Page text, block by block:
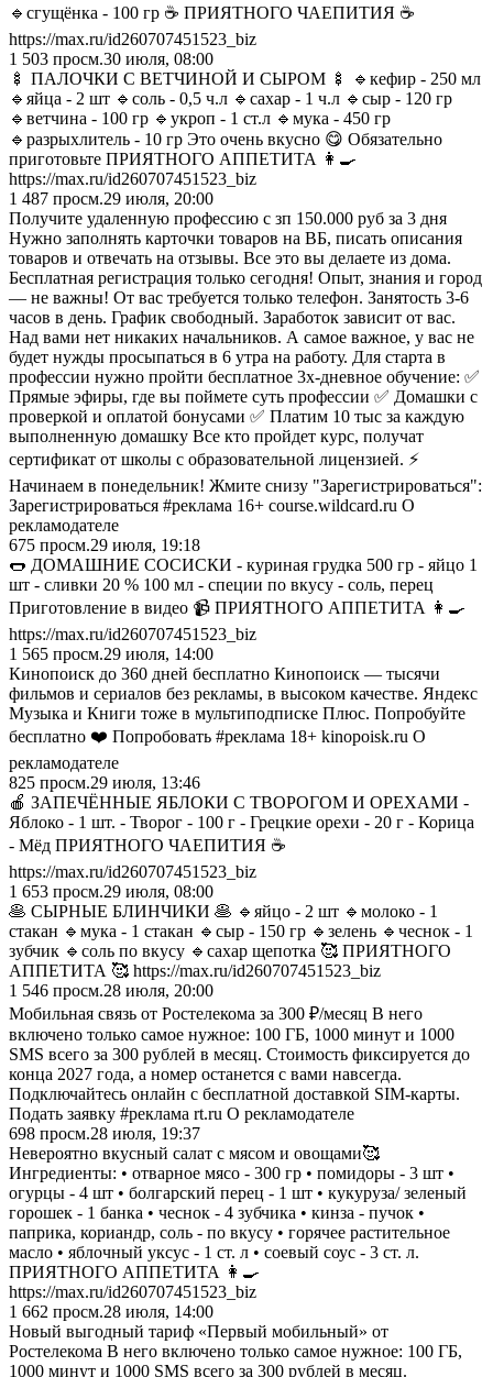
🔹сгущёнка - 100 гр ☕️ ПРИЯТНОГО ЧАЕПИТИЯ ☕️
https://max.ru/id260707451523_biz
1 503 просм.30 июля, 08:00
🍢 ПАЛОЧКИ С ВЕТЧИНОЙ И СЫРОМ 🍢 🔹кефир - 250 мл
🔹яйца - 2 шт 🔹соль - 0,5 ч.л 🔹сахар - 1 ч.л 🔹сыр - 120 гр
🔹ветчина - 100 гр 🔹укроп - 1 ст.л 🔹мука - 450 гр
🔹разрыхлитель - 10 гр Это очень вкусно 😋 Обязательно
приготовьте ПРИЯТНОГО АППЕТИТА 👩‍🍳
https://max.ru/id260707451523_biz
1 487 просм.29 июля, 20:00
Получите удаленную профессию с зп 150.000 руб за 3 дня
Нужно заполнять карточки товаров на ВБ, писать описания
товаров и отвечать на отзывы. Все это вы делаете из дома.
Бесплатная регистрация только сегодня! Опыт, знания и город
— не важны! От вас требуется только телефон. Занятость 3-6
часов в день. График свободный. Заработок зависит от вас.
Над вами нет никаких начальников. А самое важное, у вас не
будет нужды просыпаться в 6 утра на работу. Для старта в
профессии нужно пройти бесплатное 3х-дневное обучение: ✅
Прямые эфиры, где вы поймете суть профессии ✅ Домашки с
проверкой и оплатой бонусами ✅ Платим 10 тыс за каждую
выполненную домашку Все кто пройдет курс, получат
сертификат от школы с образовательной лицензией. ⚡
Начинаем в понедельник! Жмите снизу "Зарегистрироваться":
Зарегистрироваться #реклама 16+ course.wildcard.ru О
рекламодателе
675 просм.29 июля, 19:18
🌭 ДОМАШНИЕ СОСИСКИ - куриная грудка 500 гр - яйцо 1
шт - сливки 20 % 100 мл - специи по вкусу - соль, перец
Приготовление в видео 📹 ПРИЯТНОГО АППЕТИТА 👩‍🍳
https://max.ru/id260707451523_biz
1 565 просм.29 июля, 14:00
Кинопоиск до 360 дней бесплатно Кинопоиск — тысячи
фильмов и сериалов без рекламы, в высоком качестве. Яндекс
Музыка и Книги тоже в мультиподписке Плюс. Попробуйте
бесплатно ❤️ Попробовать #реклама 18+ kinopoisk.ru О
рекламодателе
825 просм.29 июля, 13:46
🍎 ЗАПЕЧЁННЫЕ ЯБЛОКИ С ТВОРОГОМ И ОРЕХАМИ -
Яблоко - 1 шт. - Творог - 100 г - Грецкие орехи - 20 г - Корица
- Мёд ПРИЯТНОГО ЧАЕПИТИЯ ☕️
https://max.ru/id260707451523_biz
1 653 просм.29 июля, 08:00
🥞 СЫРНЫЕ БЛИНЧИКИ 🥞 🔹яйцо - 2 шт 🔹молоко - 1
стакан 🔹мука - 1 стакан 🔹сыр - 150 гр 🔹зелень 🔹чеснок - 1
зубчик 🔹соль по вкусу 🔹сахар щепотка 🥰 ПРИЯТНОГО
АППЕТИТА 🥰 https://max.ru/id260707451523_biz
1 546 просм.28 июля, 20:00
Мобильная связь от Ростелекома за 300 ₽/месяц В него
включено только самое нужное: 100 ГБ, 1000 минут и 1000
SMS всего за 300 рублей в месяц. Стоимость фиксируется до
конца 2027 года, а номер останется с вами навсегда.
Подключайтесь онлайн с бесплатной доставкой SIM-карты.
Подать заявку #реклама rt.ru О рекламодателе
698 просм.28 июля, 19:37
Невероятно вкусный салат с мясом и овощами🥰
Ингредиенты: • отварное мясо - 300 гр • помидоры - 3 шт •
огурцы - 4 шт • болгарский перец - 1 шт • кукуруза/ зеленый
горошек - 1 банка • чеснок - 4 зубчика • кинза - пучок •
паприка, кориандр, соль - по вкусу • горячее растительное
масло • яблочный уксус - 1 ст. л • соевый соус - 3 ст. л.
ПРИЯТНОГО АППЕТИТА 👩‍🍳
https://max.ru/id260707451523_biz
1 662 просм.28 июля, 14:00
Новый выгодный тариф «Первый мобильный» от
Ростелекома В него включено только самое нужное: 100 ГБ,
1000 минут и 1000 SMS всего за 300 рублей в месяц.